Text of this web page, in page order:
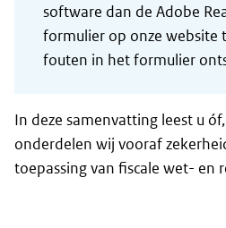
software dan de Adobe
formulier op onze website
fouten in het formulier
In deze samenvatting leest u
onderdelen wij vooraf
toepassing van fiscale wet- en